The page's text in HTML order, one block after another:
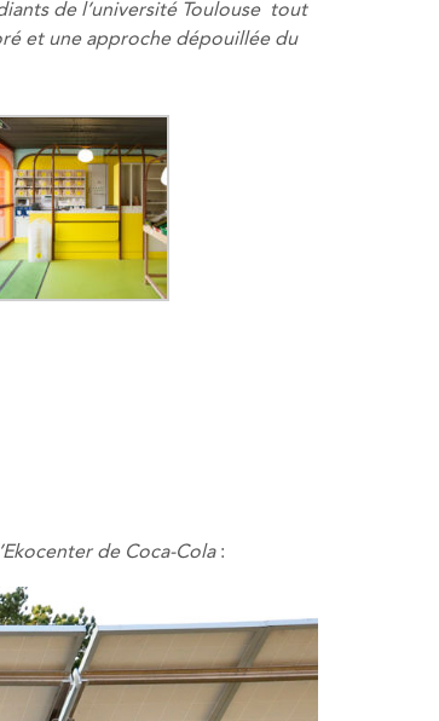
de l’université Toulouse tout
et une approche dépouillée du
de Coca-Cola: